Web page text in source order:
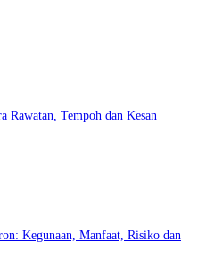
Rawatan, Tempoh dan Kesan
Kegunaan, Manfaat, Risiko dan